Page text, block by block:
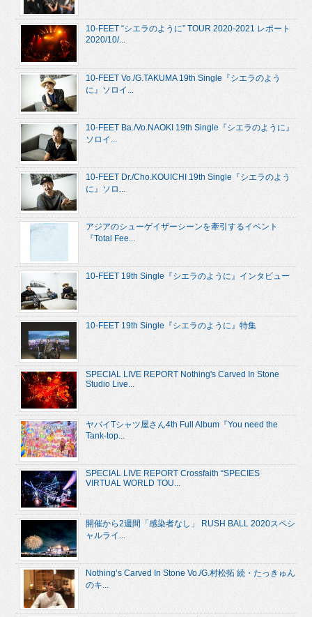
10-FEET “シエラのように” TOUR 2020-2021 レポート
2020/10/...
10-FEET Vo./G.TAKUMA 19th Single『シエラのよう
に』ソロイ...
10-FEET Ba./Vo.NAOKI 19th Single『シエラのように』
ソロイ...
10-FEET Dr./Cho.KOUICHI 19th Single『シエラのよう
に』ソロ...
アジアのシューゲイザーシーンを牽引するイベント
『Total Fee...
10-FEET 19th Single『シエラのように』インタビュー
10-FEET 19th Single『シエラのように』特集
SPECIAL LIVE REPORT Nothing's Carved In Stone
Studio Live...
ヤバイTシャツ屋さん4th Full Album『You need the
Tank-top...
SPECIAL LIVE REPORT Crossfaith “SPECIES
VIRTUAL WORLD TOU...
開催から2週間「感染者なし」 RUSH BALL 2020スペシ
ャルライ...
Nothing’s Carved In Stone Vo./G.村松拓 続・たっきゅん
のキ...